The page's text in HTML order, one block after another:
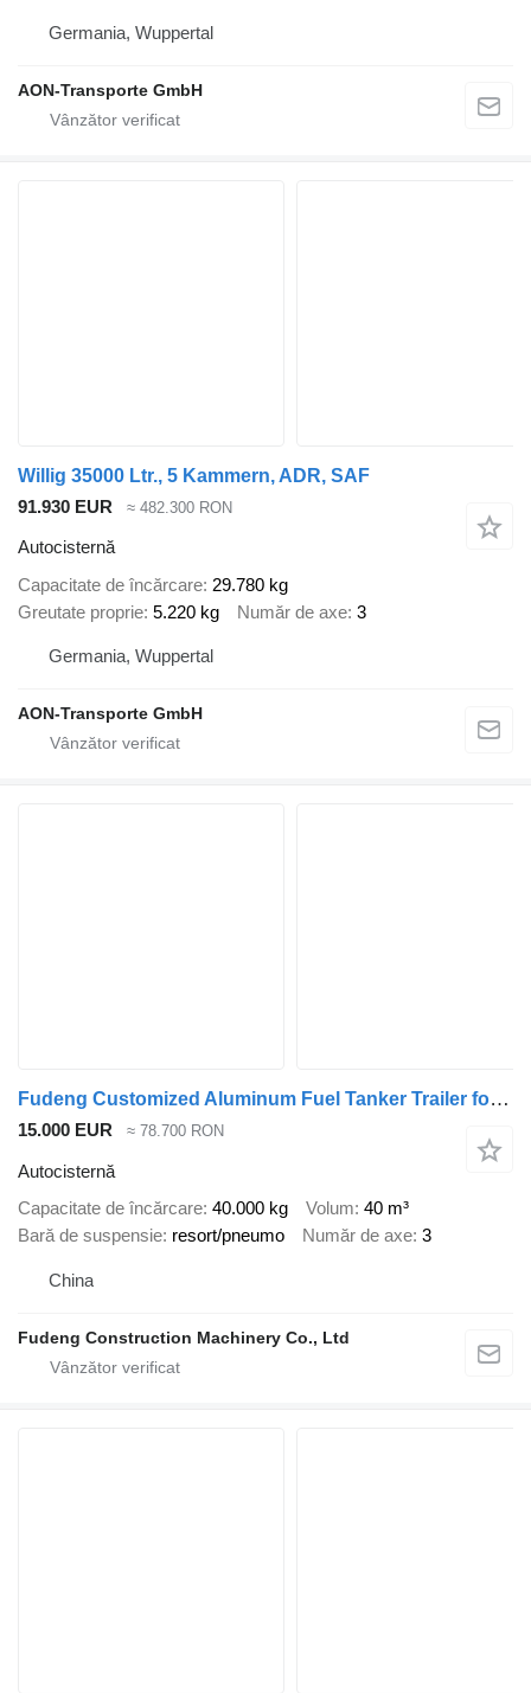
Germania, Wuppertal
AON-Transporte GmbH
Willig 35000 Ltr., 5 Kammern, ADR, SAF
91.930 EUR
≈ 482.300 RON
Autocisternă
Capacitate de încărcare 29.780 kg
Greutate proprie 5.220 kg Număr de axe 3
Germania, Wuppertal
AON-Transporte GmbH
Fudeng Customized Aluminum Fuel Tanker Trailer for Sale
15.000 EUR ≈ 78.700 RON
Autocisternă
Capacitate de încărcare 40.000 kg Volum 40 m³
Bară de suspensie resort/pneumo Număr de axe 3
China
Fudeng Construction Machinery Co., Ltd